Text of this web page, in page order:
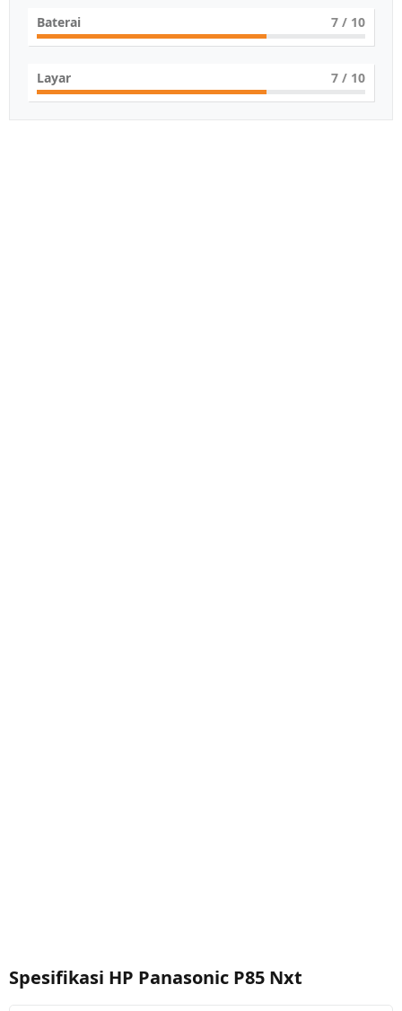
Baterai 7 / 10
Layar 7 / 10
Spesifikasi HP Panasonic P85 Nxt